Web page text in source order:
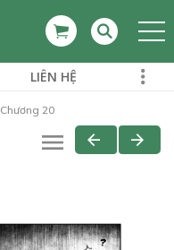
LIÊN HỆ
Chương 20